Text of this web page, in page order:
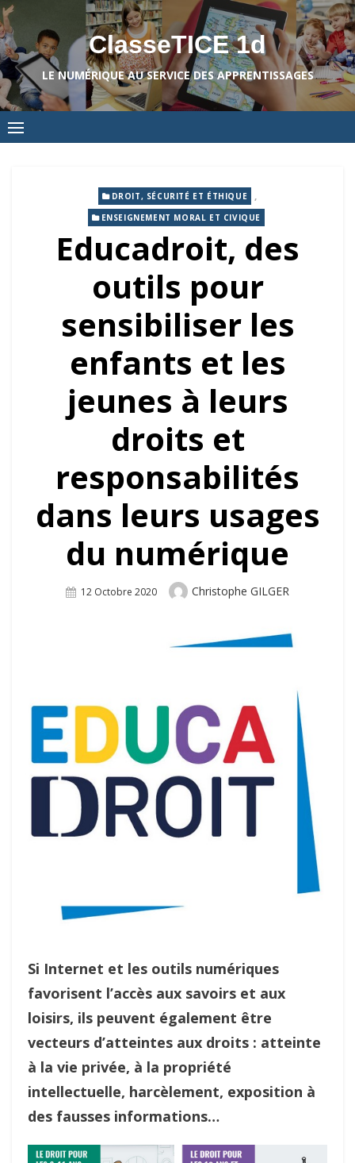
Skip
to
content
ClasseTICE 1d
LE NUMÉRIQUE AU SERVICE DES APPRENTISSAGES
DROIT, SÉCURITÉ ET ÉTHIQUE ,
ENSEIGNEMENT MORAL ET CIVIQUE
Educadroit, des
outils pour
sensibiliser les
enfants et les
jeunes à leurs
droits et
responsabilités
dans leurs usages
du numérique
Posted
12 Octobre 2020 Author
Christophe GILGER
Si Internet et les outils numériques
favorisent l’accès aux savoirs et aux
loisirs, ils peuvent également être
vecteurs d’atteintes aux droits : atteinte
à la vie privée, à la propriété
intellectuelle, harcèlement, exposition à
des fausses informations…